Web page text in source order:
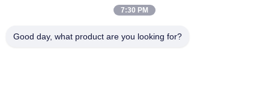
Kawat Magnet Tembaga Berenamel 0,032mm Untuk Sensor
7:30 PM
Good day, what product are you looking for?